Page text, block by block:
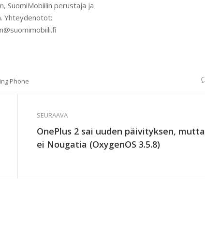
SuomiMobiilin perustaja ja
Yhteydenotot:
Phone
SEURAAVA
OnePlus 2 sai uuden päivityksen, mutta
ei Nougatia (OxygenOS 3.5.8)